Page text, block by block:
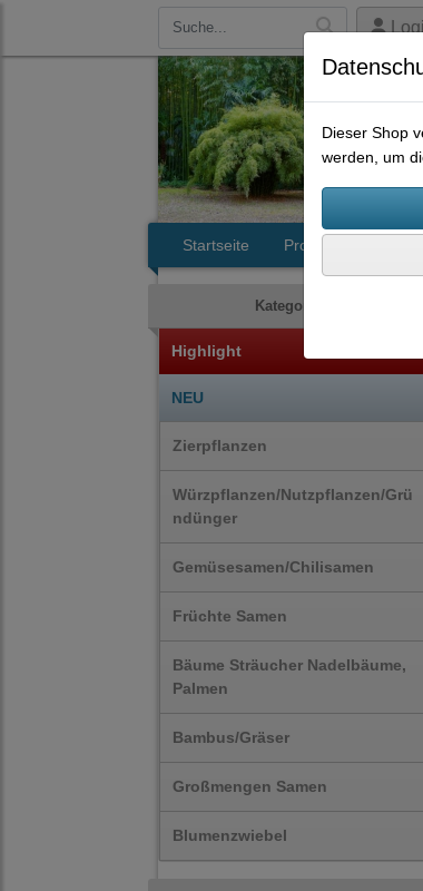
Startseite Produkte
Kategorien
Highlight
NEU
Zierpflanzen
Würzpflanzen/Nutzpflanzen/Grü
ndünger
Gemüsesamen/Chilisamen
Früchte Samen
Bäume Sträucher Nadelbäume,
Palmen
Bambus/Gräser
Großmengen Samen
Blumenzwiebel
Dieser Shop
werden, um